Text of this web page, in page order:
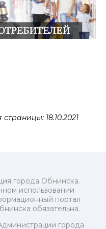
18.10.2021
города Обнинска.
использовании
портал
обязательна.
города